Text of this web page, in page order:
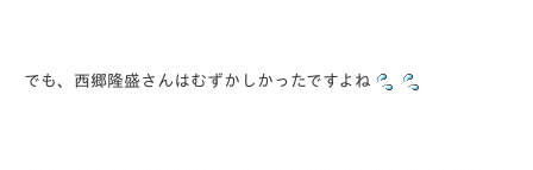
でも、西郷隆盛さんはむずかしかったですよね